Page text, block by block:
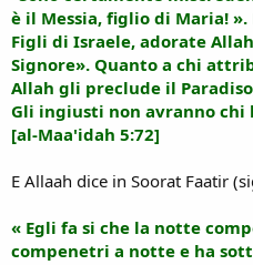
è il Messia, figlio di Maria!
Figli di Israele, adorate
Signore». Quanto a chi
Allah gli preclude il
Gli ingiusti non avranno chi
[al-Maa'idah 5:72]
E Allaah dice in Soorat Faatir
« Egli fa si che la notte
compenetri a notte e ha